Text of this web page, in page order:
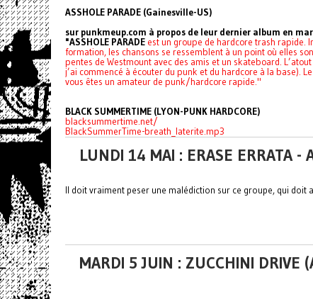
ASSHOLE PARADE (Gainesville-US)
sur punkmeup.com à propos de leur dernier album en
"ASSHOLE PARADE est un groupe de hardcore trash rapide.
formation, les chansons se ressemblent à un point où elles
pentes de Westmount avec des amis et un skateboard.
j’ai commencé à écouter du punk et du hardcore à la base).
vous êtes un amateur de punk/hardcore rapide."
BLACK SUMMERTIME (LYON-PUNK HARDCORE)
blacksummertime.net/
BlackSummerTime-breath_laterite.mp3
LUNDI 14 MAI : ERASE ERRATA -
Il doit vraiment peser une malédiction sur ce groupe, qui doit
MARDI 5 JUIN : ZUCCHINI DRIVE